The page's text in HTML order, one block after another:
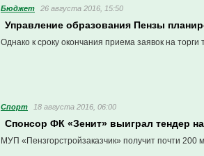
Бюджет 26 августа 2016, 15:50
Управление образования Пензы
Однако к сроку окончания приема заявок на
Спорт 18 августа 2016, 06:00
Спонсор ФК «Зенит» выиграл тендер
МУП «Пензгорстройзаказчик» получит почти 200